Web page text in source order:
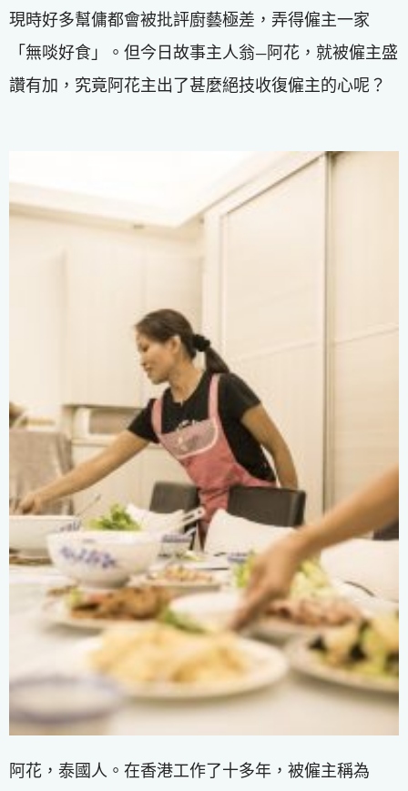
現時好多幫傭都會被批評廚藝極差，弄得僱主一家
「無啖好食」。但今日故事主人翁—阿花，就被僱主盛
讚有加，究竟阿花主出了甚麼絕技收復僱主的心呢？
阿花，泰國人。在香港工作了十多年，被僱主稱為